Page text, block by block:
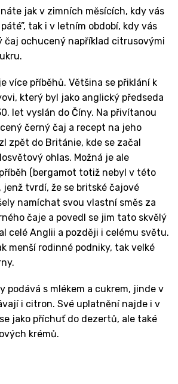
jak v zimních měsících, kdy vás
tak i v letním období, kdy vás
čaj ochucený například citrusovými
více příběhů. Většina se přiklání k
který byl jako anglický předseda
let vyslán do Číny. Na přivítanou
černý čaj a recept na jeho
zpět do Británie, kde se začal
ohlas. Možná je ale
(bergamot totiž nebyl v této
jenž tvrdí, že se britské čajové
namíchat svou vlastní směs za
čaje a povedl se jim tato skvělý
celé Anglii a později i celému světu.
menší rodinné podniky, tak velké
podává s mlékem a cukrem, jinde v
i citron. Své uplatnění najde i v
jako příchuť do dezertů, ale také
krémů.